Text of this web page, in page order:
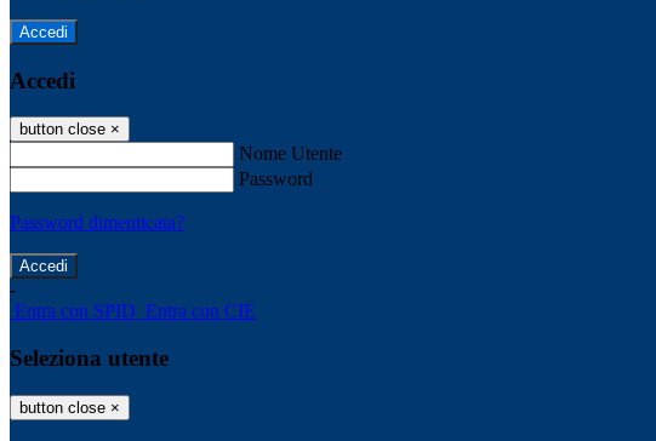
Accedi
Accedi
button close ×
Nome Utente
Password
Password dimenticata?
-
Entra con SPID Entra con CIE
Seleziona utente
button close ×